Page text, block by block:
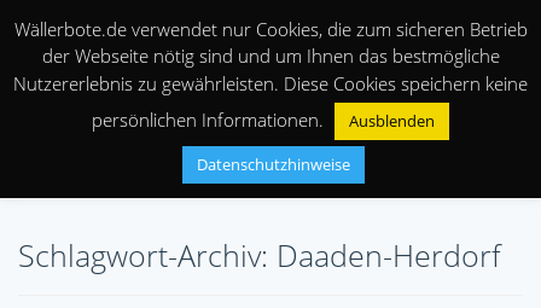
Schlagwort-Archiv: Daaden-Herdorf
Wällerbote.de verwendet nur Cookies, die zum sicheren Betrieb
der Webseite nötig sind und um Ihnen das bestmögliche
Nutzererlebnis zu gewährleisten. Diese Cookies speichern keine
persönlichen Informationen.
Ausblenden
Datenschutzhinweise